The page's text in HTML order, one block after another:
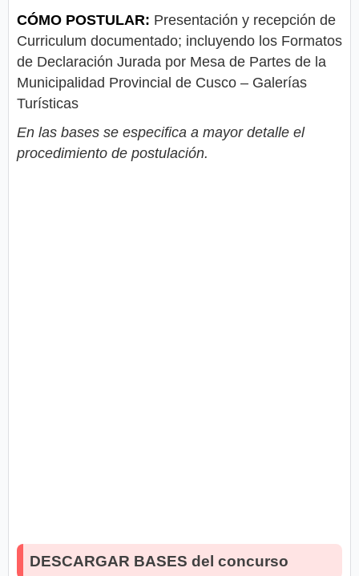
CÓMO POSTULAR: Presentación y recepción de
Curriculum documentado; incluyendo los Formatos
de Declaración Jurada por Mesa de Partes de la
Municipalidad Provincial de Cusco – Galerías
Turísticas
En las bases se especifica a mayor detalle el
procedimiento de postulación.
DESCARGAR BASES del concurso